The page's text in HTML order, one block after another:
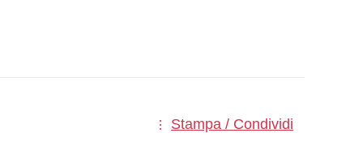
Stampa / Condividi